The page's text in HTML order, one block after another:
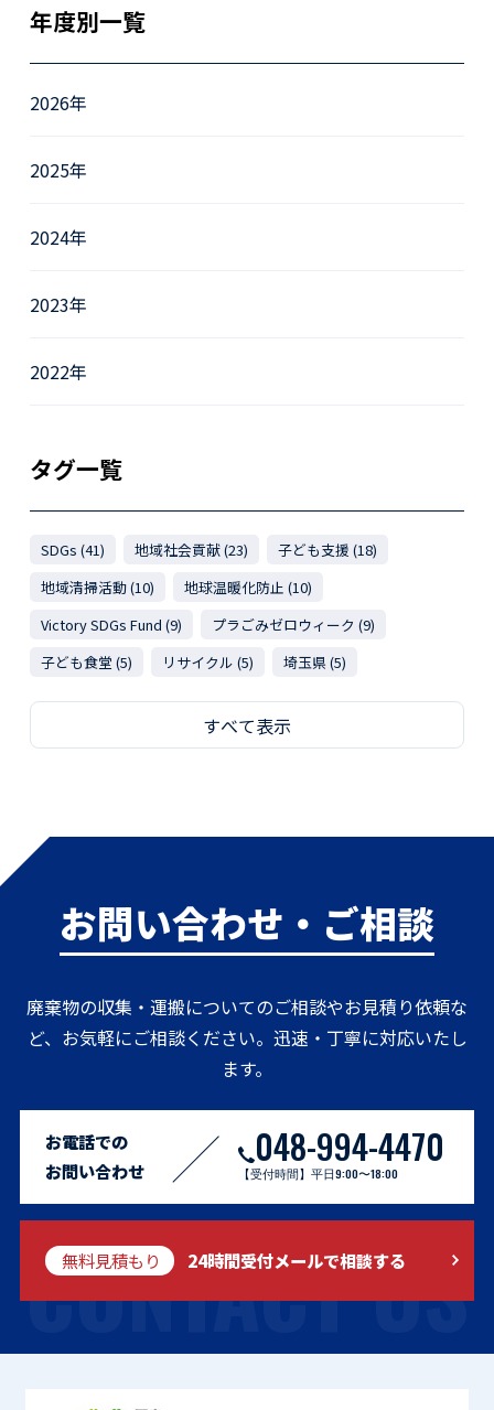
年度別一覧
2026年
2025年
2024年
2023年
2022年
タグ一覧
SDGs (41) 地域社会貢献 (23)
子ども支援 (18)
地域清掃活動 (10)
地球温暖化防止 (10)
Victory SDGs Fund (9)
プラごみゼロウィーク (9)
子ども食堂 (5)
リサイクル (5) 埼玉県 (5)
すべて表示
お問い合わせ・ご相談
廃棄物の収集・運搬についてのご相談やお見積り依頼な
ど、お気軽にご相談ください。迅速・丁寧に対応いたし
ます。
CONTACT US
お電話での
お問い合わせ
048-994-4470
【受付時間】平日9:00〜18:00
無料見積もり 24時間受付メールで相談する